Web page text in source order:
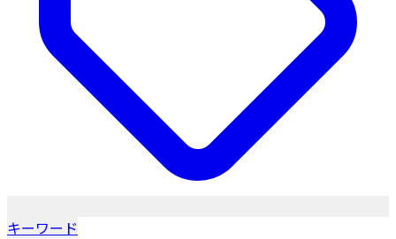
キーワード